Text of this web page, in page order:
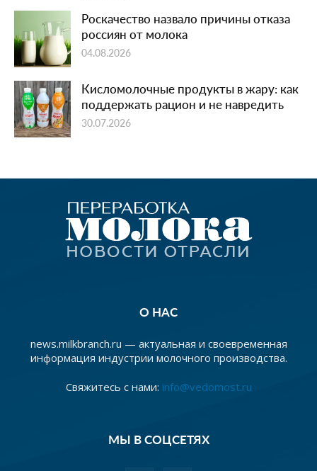
Роскачество назвало причины отказа
россиян от молока
04.08.2026
Кисломолочные продукты в жару: как
поддержать рацион и не навредить
30.07.2026
О НАС
news.milkbranch.ru — актуальная и своевременная
информация индустрии молочного производства.
Свяжитесь с нами: info@vedomost.ru
МЫ В СОЦСЕТЯХ